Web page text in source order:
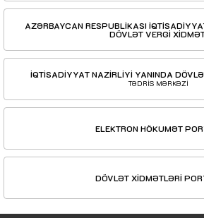
AZƏRBAYCAN RESPUBLİKASI
DÖVLƏT VERGİ
İQTİSADİYYAT NAZİRLİYİ YANINDA
TƏDRİS MƏRKƏZİ
ELEKTRON HÖKUMƏT
DÖVLƏT XİDMƏTLƏRİ